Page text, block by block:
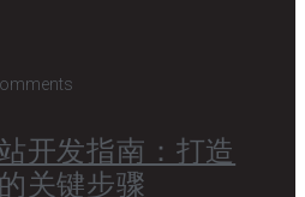
开发指南：打造
关键步骤